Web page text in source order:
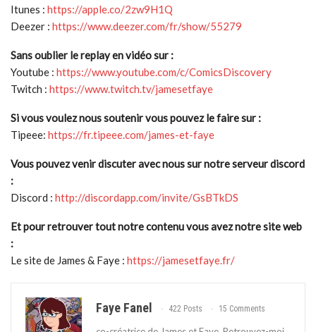
Itunes : https://apple.co/2zw9H1Q
Deezer : https://www.deezer.com/fr/show/55279
Sans oublier le replay en vidéo sur :
Youtube : https://www.youtube.com/c/ComicsDiscovery
Twitch : https://www.twitch.tv/jamesetfaye
Si vous voulez nous soutenir vous pouvez le faire sur :
Tipeee: https://fr.tipeee.com/james-et-faye
Vous pouvez venir discuter avec nous sur notre serveur discord
:
Discord : http://discordapp.com/invite/GsBTkDS
Et pour retrouver tout notre contenu vous avez notre site web
:
Le site de James & Faye : https://jamesetfaye.fr/
Faye Fanel 422 Posts 15 Comments